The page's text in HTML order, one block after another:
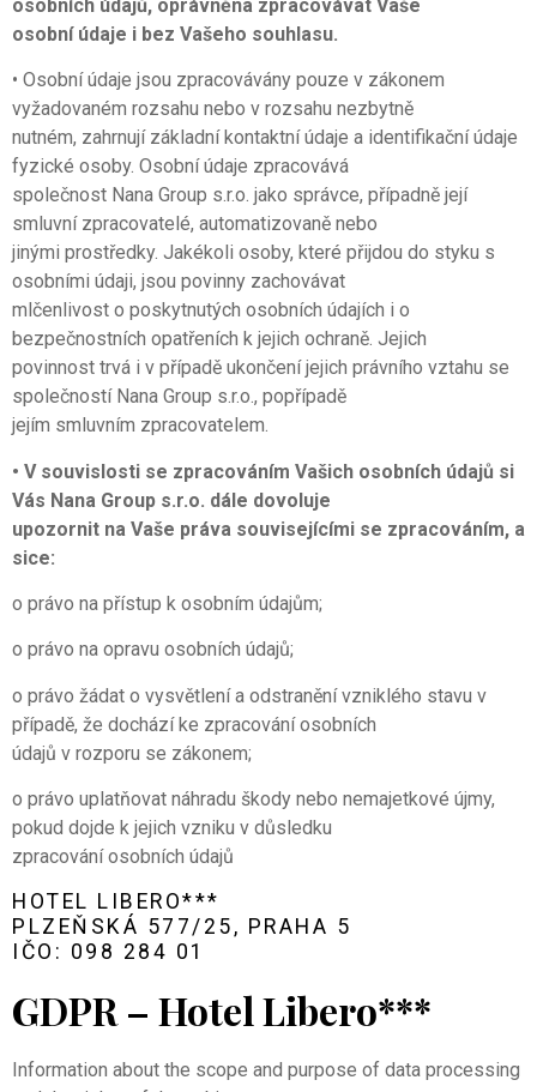
osobních údajů, oprávněna zpracovávat Vaše
osobní údaje i bez Vašeho souhlasu.
• Osobní údaje jsou zpracovávány pouze v zákonem
vyžadovaném rozsahu nebo v rozsahu nezbytně
nutném, zahrnují základní kontaktní údaje a identifikační údaje
fyzické osoby. Osobní údaje zpracovává
společnost Nana Group s.r.o. jako správce, případně její
smluvní zpracovatelé, automatizovaně nebo
jinými prostředky. Jakékoli osoby, které přijdou do styku s
osobními údaji, jsou povinny zachovávat
mlčenlivost o poskytnutých osobních údajích i o
bezpečnostních opatřeních k jejich ochraně. Jejich
povinnost trvá i v případě ukončení jejich právního vztahu se
společností Nana Group s.r.o., popřípadě
jejím smluvním zpracovatelem.
• V souvislosti se zpracováním Vašich osobních údajů si
Vás Nana Group s.r.o. dále dovoluje
upozornit na Vaše práva souvisejícími se zpracováním, a
sice:
o právo na přístup k osobním údajům;
o právo na opravu osobních údajů;
o právo žádat o vysvětlení a odstranění vzniklého stavu v
případě, že dochází ke zpracování osobních
údajů v rozporu se zákonem;
o právo uplatňovat náhradu škody nebo nemajetkové újmy,
pokud dojde k jejich vzniku v důsledku
zpracování osobních údajů
HOTEL LIBERO***
PLZEŇSKÁ 577/25, PRAHA 5
IČO: 098 284 01
GDPR – Hotel Libero***
Information about the scope and purpose of data processing